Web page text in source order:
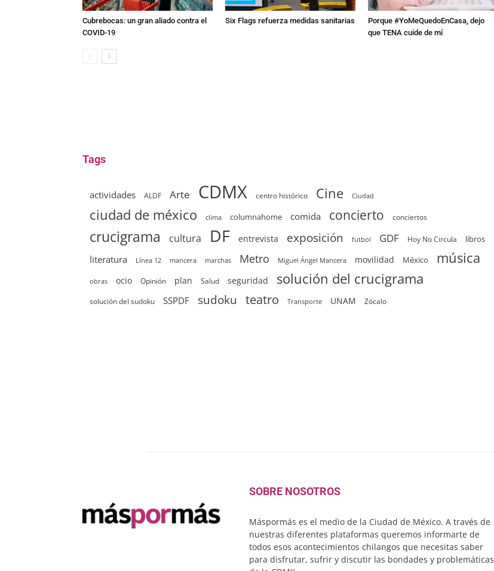
Cubrebocas: un gran aliado contra el
COVID-19
Six Flags refuerza medidas sanitarias
Porque #YoMeQuedoEnCasa, dejo
que TENA cuide de mí
Tags
actividades ALDF Arte CDMX centro histórico Cine Ciudad
ciudad de méxico clima columnahome comida concierto conciertos
crucigrama cultura DF entrevista exposición futbol GDF Hoy No Circula libros
literatura Línea 12 mancera marchas Metro Miguel Ángel Mancera movilidad México música
obras ocio Opinión plan Salud seguridad solución del crucigrama
solución del sudoku SSPDF sudoku teatro Transporte UNAM Zócalo
SOBRE NOSOTROS
Máspormás es el medio de la Ciudad de México. A través de
nuestras diferentes plataformas queremos informarte de
todos esos acontecimientos chilangos que necesitas saber
para disfrutar, sufrir y discutir las bondades y problemáticas